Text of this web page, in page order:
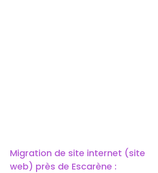
Migration de site internet (site
web) près de Escarène :